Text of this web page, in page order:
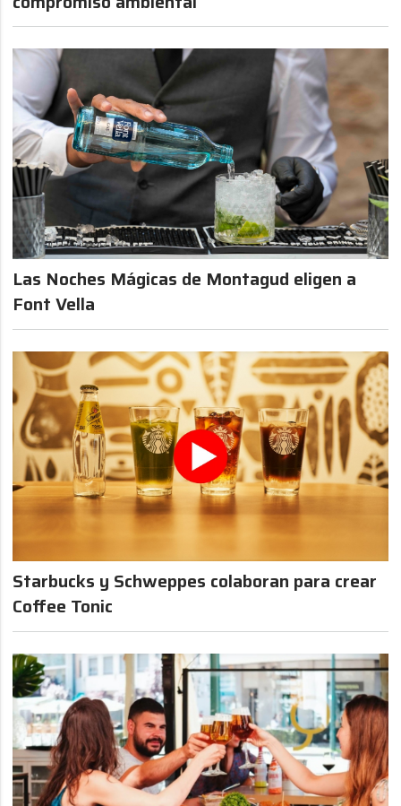
Las Noches Mágicas de Montagud eligen a
Font Vella
Starbucks y Schweppes colaboran para crear
Coffee Tonic